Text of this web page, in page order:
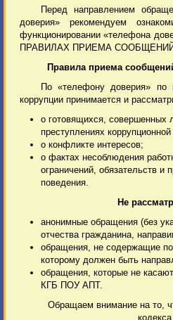
Перед направлением
доверия» рекомендуем
функционировании «телефона
ПРАВИЛАХ ПРИЕМА
Правила приема
По «телефону доверия» по
коррупции принимается и
о готовящихся, совершенных
преступлениях
о конфликте интересов;
о фактах несоблюдения
ограничений, обязательств и
поведения.
Не
анонимные обращения (без
отчества гражданина,
обращения, не содержащие
которому должен быть
обращения, которые не
КГБ ПОУ АПТ.
Обращаем внимание на то,
кодекса